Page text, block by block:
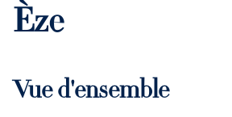
Èze
Vue d'ensemble